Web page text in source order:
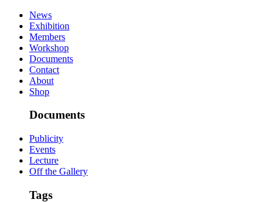
News
Exhibition
Members
Workshop
Documents
Contact
About
Shop
Documents
Publicity
Events
Lecture
Off the Gallery
Tags